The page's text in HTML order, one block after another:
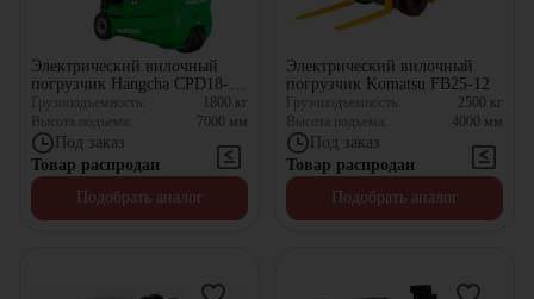
Электрический вилочный
погрузчик Hangcha CPD18-
AEY2-I
Грузоподъемность: 1800 кг
Высота подъема:
7000 мм
Под заказ
Товар распродан
Подобрать аналог
Электрический вилочный
погрузчик Komatsu FB25-12
Грузоподъемность: 2500 кг
Высота подъема:
4000 мм
Под заказ
Товар распродан
Подобрать аналог